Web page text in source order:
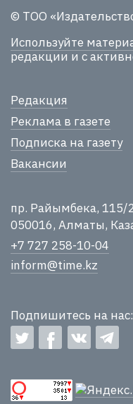
© ТОО
Используйте
редакции и с
Редакция
Реклама в газете
Подписка на газету
Вакансии
пр. Райымбека, 115/
050016, Алматы,
+7 727 258-10-04
inform@time.kz
Подпишитесь на нас: